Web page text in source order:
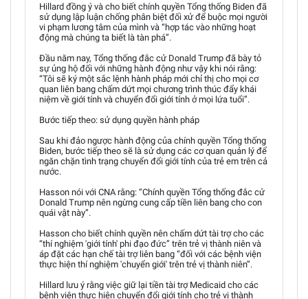
Hillard đồng ý và cho biết chính quyền Tổng thống Biden đã
sử dụng lập luận chống phân biệt đối xử để buộc mọi người
vi phạm lương tâm của mình và “hợp tác vào những hoạt
động mà chúng ta biết là tàn phá”.
Đầu năm nay, Tổng thống đắc cử Donald Trump đã bày tỏ
sự ủng hộ đối với những hành động như vậy khi nói rằng:
“Tôi sẽ ký một sắc lệnh hành pháp mới chỉ thị cho mọi cơ
quan liên bang chấm dứt mọi chương trình thúc đẩy khái
niệm về giới tính và chuyển đổi giới tính ở mọi lứa tuổi”.
Bước tiếp theo: sử dụng quyền hành pháp
Sau khi đảo ngược hành động của chính quyền Tổng thống
Biden, bước tiếp theo sẽ là sử dụng các cơ quan quản lý để
ngăn chặn tình trạng chuyển đổi giới tính của trẻ em trên cả
nước.
Hasson nói với CNA rằng: “Chính quyền Tổng thống đắc cử
Donald Trump nên ngừng cung cấp tiền liên bang cho con
quái vật này”.
Hasson cho biết chính quyền nên chấm dứt tài trợ cho các
“thí nghiệm 'giới tính' phi đạo đức” trên trẻ vị thành niên và
áp đặt các hạn chế tài trợ liên bang “đối với các bệnh viện
thực hiện thí nghiệm 'chuyển giới' trên trẻ vị thành niên”.
Hillard lưu ý rằng việc giữ lại tiền tài trợ Medicaid cho các
bệnh viện thực hiện chuyển đổi giới tính cho trẻ vị thành